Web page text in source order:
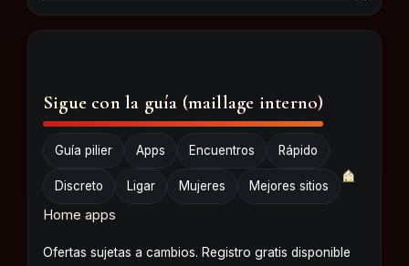
Sigue con la guía (maillage interno)
Guía pilier Apps Encuentros Rápido
Discreto Ligar Mujeres Mejores sitios
Home apps
Ofertas sujetas a cambios. Registro gratis disponible